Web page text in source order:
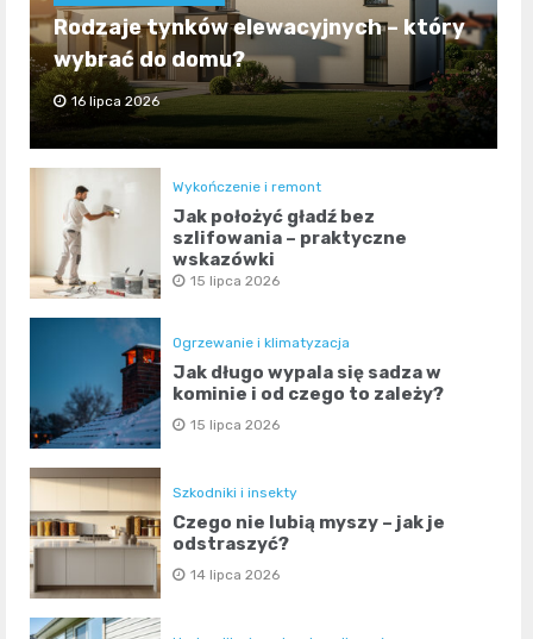
Rodzaje tynków elewacyjnych – który
wybrać do domu?
16 lipca 2026
Wykończenie i remont
Jak położyć gładź bez
szlifowania – praktyczne
wskazówki
15 lipca 2026
Ogrzewanie i klimatyzacja
Jak długo wypala się sadza w
kominie i od czego to zależy?
15 lipca 2026
Szkodniki i insekty
Czego nie lubią myszy – jak je
odstraszyć?
14 lipca 2026